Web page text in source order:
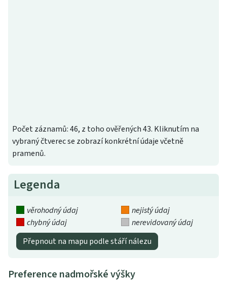
Počet záznamů: 46, z toho ověřených 43. Kliknutím na
vybraný čtverec se zobrazí konkrétní údaje včetně
pramenů.
Legenda
věrohodný údaj
nejistý údaj
chybný údaj
nerevidovaný údaj
Přepnout na mapu podle stáří nálezu
Preference nadmořské výšky